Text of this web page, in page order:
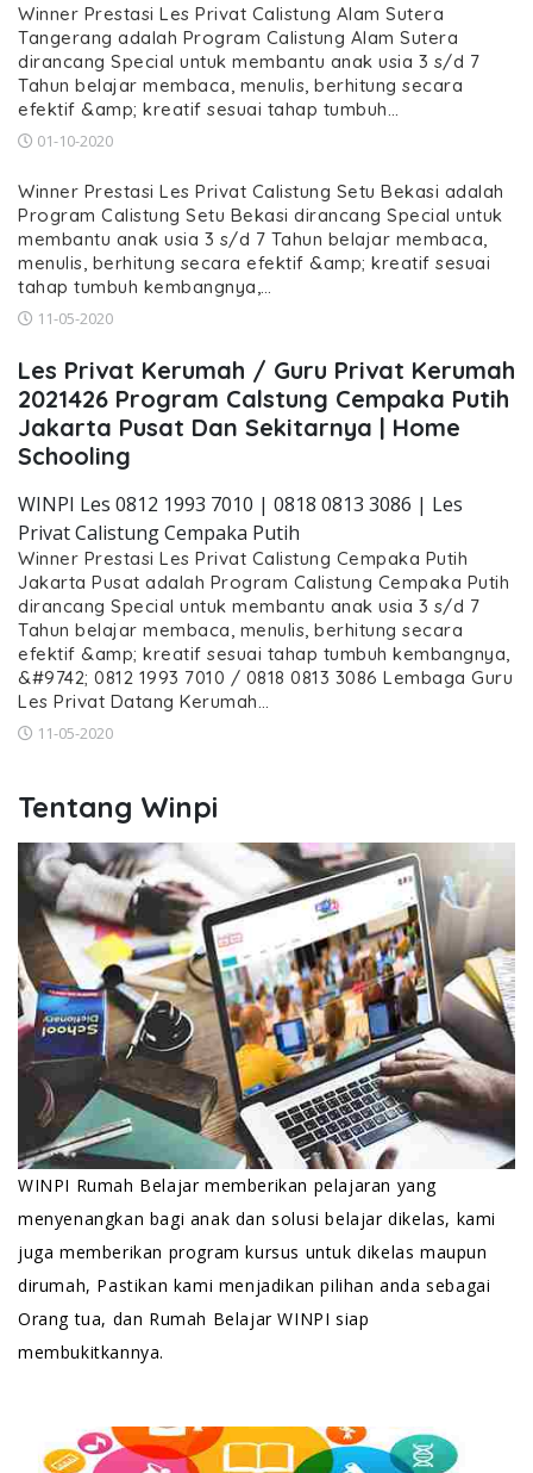
Winner Prestasi Les Privat Calistung Alam Sutera
Tangerang adalah Program Calistung Alam Sutera
dirancang Special untuk membantu anak usia 3 s/d 7
Tahun belajar membaca, menulis, berhitung secara
efektif &amp; kreatif sesuai tahap tumbuh…
01-10-2020
Winner Prestasi Les Privat Calistung Setu Bekasi adalah
Program Calistung Setu Bekasi dirancang Special untuk
membantu anak usia 3 s/d 7 Tahun belajar membaca,
menulis, berhitung secara efektif &amp; kreatif sesuai
tahap tumbuh kembangnya,…
11-05-2020
Les Privat Kerumah / Guru Privat Kerumah
2021426 Program Calstung Cempaka Putih
Jakarta Pusat Dan Sekitarnya | Home
Schooling
WINPI Les 0812 1993 7010 | 0818 0813 3086 | Les
Privat Calistung Cempaka Putih
Winner Prestasi Les Privat Calistung Cempaka Putih
Jakarta Pusat adalah Program Calistung Cempaka Putih
dirancang Special untuk membantu anak usia 3 s/d 7
Tahun belajar membaca, menulis, berhitung secara
efektif &amp; kreatif sesuai tahap tumbuh kembangnya,
&#9742; 0812 1993 7010 / 0818 0813 3086 Lembaga Guru
Les Privat Datang Kerumah…
11-05-2020
Tentang Winpi
WINPI Rumah Belajar memberikan pelajaran yang
menyenangkan bagi anak dan solusi belajar dikelas, kami
juga memberikan program kursus untuk dikelas maupun
dirumah, Pastikan kami menjadikan pilihan anda sebagai
Orang tua, dan Rumah Belajar WINPI siap
membukitkannya.